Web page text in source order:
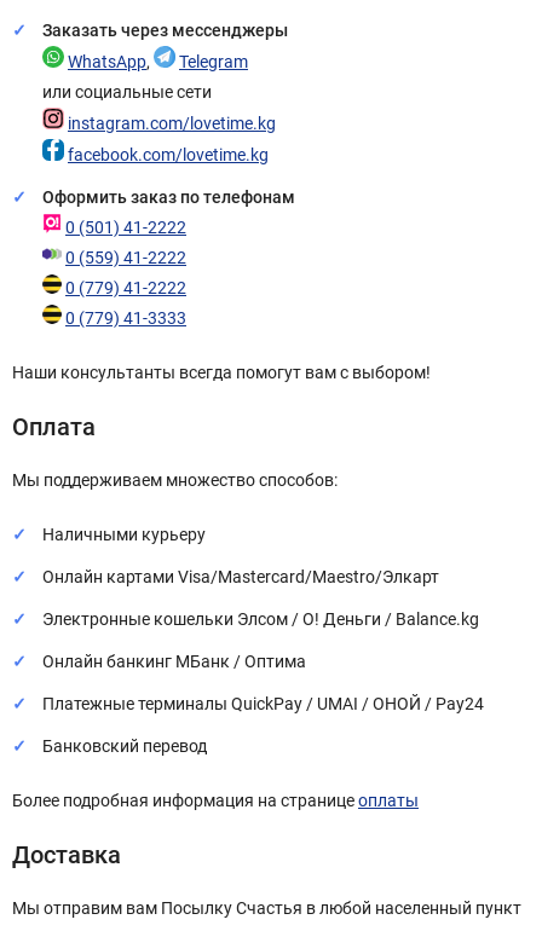
Заказать через мессенджеры
WhatsApp,
Telegram
или социальные сети
instagram.com/lovetime.kg
facebook.com/lovetime.kg
Оформить заказ по телефонам
0 (501) 41-2222
0 (559) 41-2222
0 (779) 41-2222
0 (779) 41-3333
Наши консультанты всегда помогут вам с выбором!
Оплата
Мы поддерживаем множество способов:
Наличными курьеру
Онлайн картами Visa/Mastercard/Maestro/Элкарт
Электронные кошельки Элсом / О! Деньги / Balance.kg
Онлайн банкинг МБанк / Оптима
Платежные терминалы QuickPay / UMAI / ОНОЙ / Pay24
Банковский перевод
Более подробная информация на страницеоплаты
Доставка
Мы отправим вам Посылку Счастья в любой населенный пункт